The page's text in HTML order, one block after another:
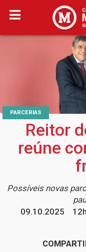
PARCERIAS
Reitor
reúne
Possíveis novas
09.10.2025